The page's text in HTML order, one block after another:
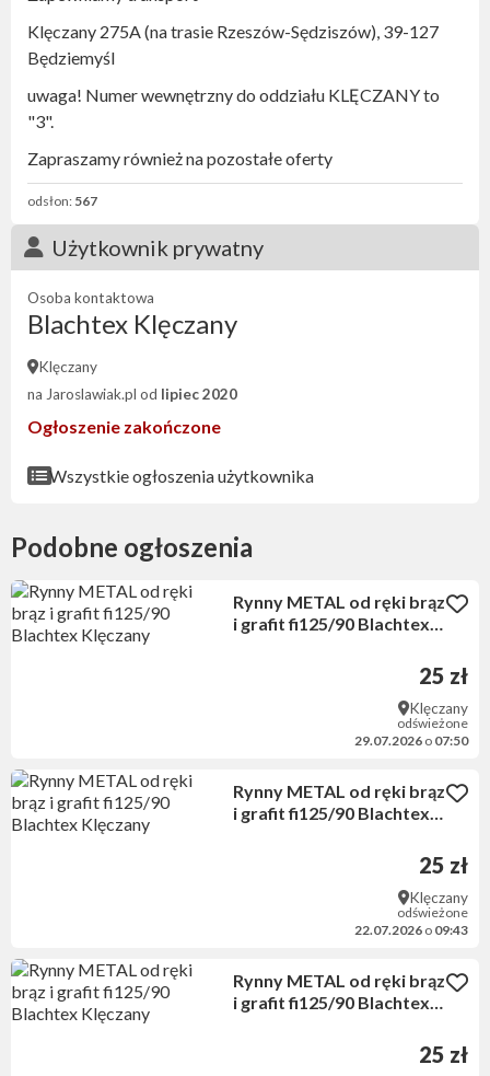
Klęczany 275A (na trasie Rzeszów-Sędziszów), 39-127
Będziemyśl
uwaga! Numer wewnętrzny do oddziału KLĘCZANY to
"3".
Zapraszamy również na pozostałe oferty
odsłon: 567
Użytkownik prywatny
Osoba kontaktowa
Blachtex Klęczany
Klęczany
na Jaroslawiak.pl od lipiec 2020
Ogłoszenie zakończone
Wszystkie ogłoszenia użytkownika
Podobne ogłoszenia
Rynny METAL od ręki brąz
i grafit fi125/90 Blachtex
25 zł
Klęczany
odświeżone
29.07.2026 o 07:50
Rynny METAL od ręki brąz
i grafit fi125/90 Blachtex
25 zł
Klęczany
odświeżone
22.07.2026 o 09:43
Rynny METAL od ręki brąz
i grafit fi125/90 Blachtex
25 zł